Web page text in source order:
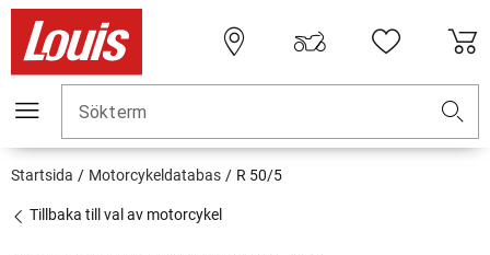
Sökterm
Startsida Motorcykeldatabas R 50/5
Tillbaka till val av motorcykel